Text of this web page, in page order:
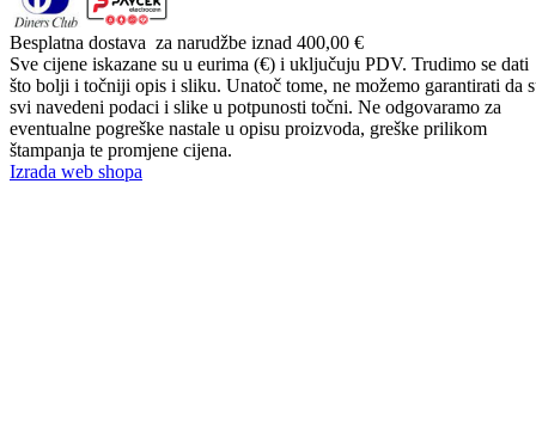
Besplatna dostava za narudžbe iznad 400,00 €
Sve cijene iskazane su u eurima (€) i uključuju PDV. Trudimo se dati
što bolji i točniji opis i sliku. Unatoč tome, ne možemo garantirati da
svi navedeni podaci i slike u potpunosti točni. Ne odgovaramo za
eventualne pogreške nastale u opisu proizvoda, greške prilikom
štampanja te promjene cijena.
Izrada web shopa